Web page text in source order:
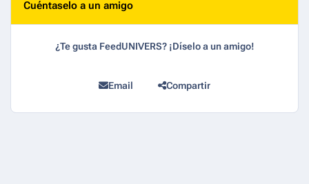
Cuéntaselo a un amigo
¿Te gusta FeedUNIVERS? ¡Díselo a un amigo!
Email Compartir